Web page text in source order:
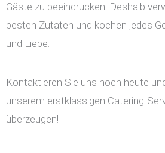
Gäste zu beeindrucken. Deshalb
besten Zutaten und kochen jedes
und Liebe.
Kontaktieren Sie uns noch heute
unserem erstklassigen Catering-
überzeugen!